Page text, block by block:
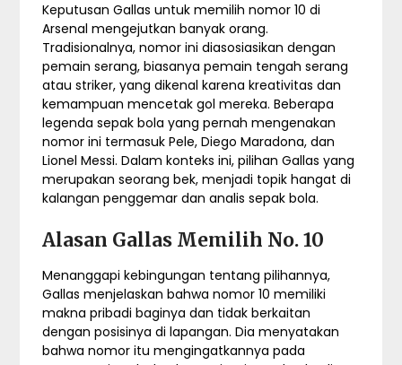
Keputusan Gallas untuk memilih nomor 10 di
Arsenal mengejutkan banyak orang.
Tradisionalnya, nomor ini diasosiasikan dengan
pemain serang, biasanya pemain tengah serang
atau striker, yang dikenal karena kreativitas dan
kemampuan mencetak gol mereka. Beberapa
legenda sepak bola yang pernah mengenakan
nomor ini termasuk Pele, Diego Maradona, dan
Lionel Messi. Dalam konteks ini, pilihan Gallas yang
merupakan seorang bek, menjadi topik hangat di
kalangan penggemar dan analis sepak bola.
Alasan Gallas Memilih No.10
Menanggapi kebingungan tentang pilihannya,
Gallas menjelaskan bahwa nomor 10 memiliki
makna pribadi baginya dan tidak berkaitan
dengan posisinya di lapangan. Dia menyatakan
bahwa nomor itu mengingatkannya pada